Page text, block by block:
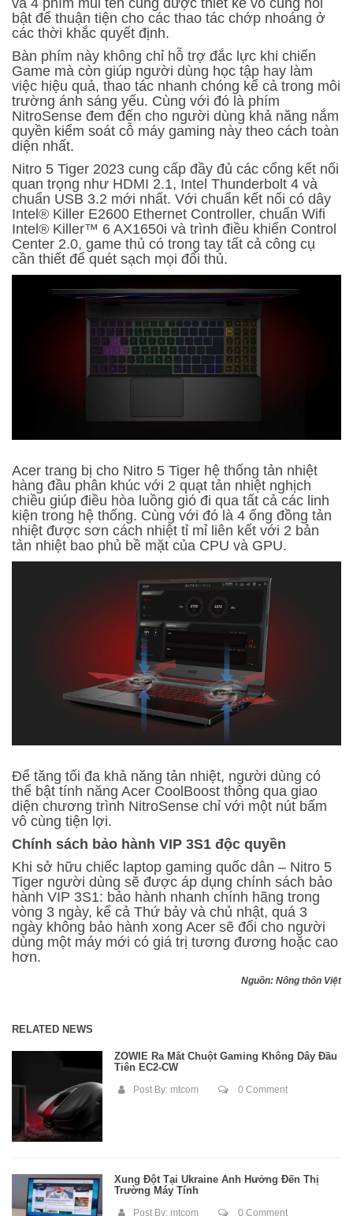
bật để thuận tiện cho các thao tác chớp nhoáng ở
các thời khắc quyết định.
Bàn phím này không chỉ hỗ trợ đắc lực khi chiến
Game mà còn giúp người dùng học tập hay làm
việc hiệu quả, thao tác nhanh chóng kể cả trong môi
trường ánh sáng yếu. Cùng với đó là phím
NitroSense đem đến cho người dùng khả năng nắm
quyền kiểm soát cỗ máy gaming này theo cách toàn
diện nhất.
Nitro 5 Tiger 2023 cung cấp đầy đủ các cổng kết nối
quan trọng như HDMI 2.1, Intel Thunderbolt 4 và
chuẩn USB 3.2 mới nhất. Với chuẩn kết nối có dây
Intel® Killer E2600 Ethernet Controller, chuẩn Wifi
Intel® Killer™ 6 AX1650i và trình điều khiển Control
Center 2.0, game thủ có trong tay tất cả công cụ
cần thiết để quét sạch mọi đối thủ.
Acer trang bị cho Nitro 5 Tiger hệ thống tản nhiệt
hàng đầu phân khúc với 2 quạt tản nhiệt nghịch
chiều giúp điều hòa luồng gió đi qua tất cả các linh
kiện trong hệ thống. Cùng với đó là 4 ống đồng tản
nhiệt được sơn cách nhiệt tỉ mỉ liên kết với 2 bản
tản nhiệt bao phủ bề mặt của CPU và GPU.
Để tăng tối đa khả năng tản nhiệt, người dùng có
thể bật tính năng Acer CoolBoost thông qua giao
diện chương trình NitroSense chỉ với một nút bấm
vô cùng tiện lợi.
Chính sách bảo hành VIP 3S1 độc quyền
Khi sở hữu chiếc laptop gaming quốc dân – Nitro 5
Tiger người dùng sẽ được áp dụng chính sách bảo
hành VIP 3S1: bảo hành nhanh chính hãng trong
vòng 3 ngày, kể cả Thứ bảy và chủ nhật, quá 3
ngày không bảo hành xong Acer sẽ đổi cho người
dùng một máy mới có giá trị tương đương hoặc cao
hơn.
Nguồn: Nông thôn Việt
RELATED NEWS
ZOWIE Ra Mắt Chuột Gaming Không Dây Đầu
Tiên EC2-CW
Post By: mtcom 0 Comment
Xung Đột Tại Ukraine Ảnh Hưởng Đến Thị
Trường Máy Tính
Post By: mtcom 0 Comment